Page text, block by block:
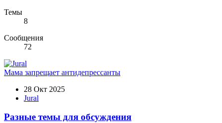
Темы
8
Сообщения
72
Мама запрещает антидепрессанты
28 Окт 2025
Jural
Разные темы для обсуждения